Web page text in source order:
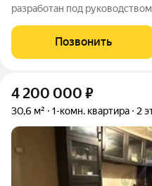
разработан под руководством Юкка
сочетании современного
данном проекте Тикканен
Позвонить
4 200 000 ₽
30,6 м² 1-комн. квартира 2